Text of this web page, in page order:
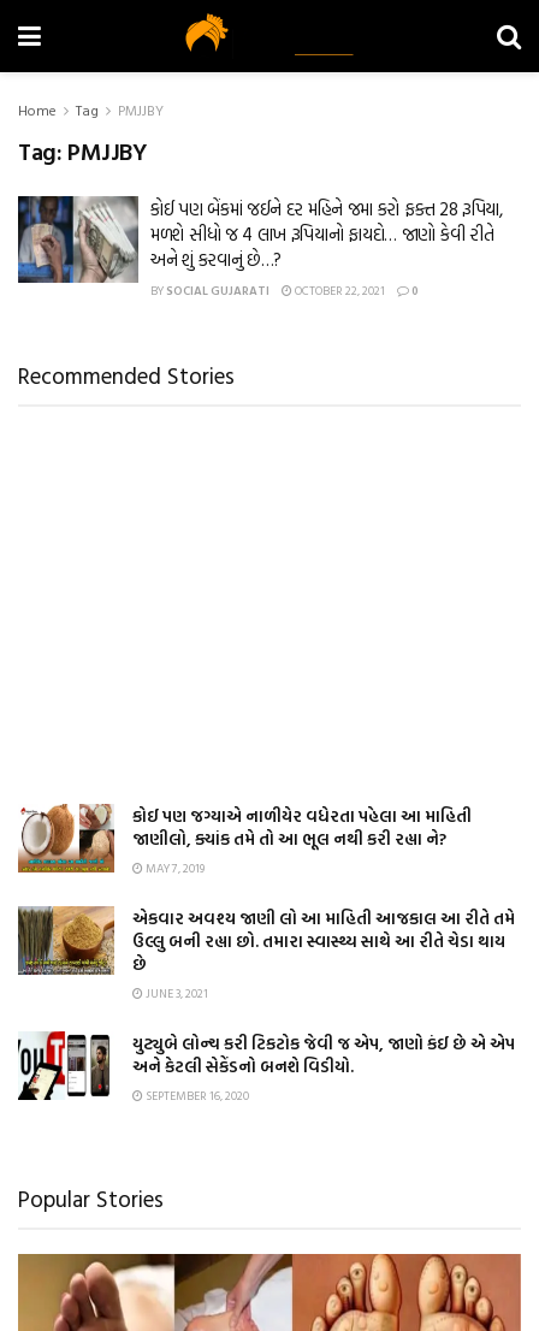
Home Tag PMJJBY
Tag: PMJJBY
કોઈ પણ બેંકમાં જઈને દર મહિને જમા કરો ફક્ત 28 રૂપિયા,
મળશે સીધો જ 4 લાખ રૂપિયાનો ફાયદો… જાણો કેવી રીતે
અને શું કરવાનું છે…?
BY SOCIAL GUJARATI OCTOBER 22, 2021 0
Recommended Stories
કોઈ પણ જગ્યાએ નાળીયેર વધેરતા પહેલા આ માહિતી
જાણીલો, ક્યાંક તમે તો આ ભૂલ નથી કરી રહ્યા ને?
MAY 7, 2019
એકવાર અવશ્ય જાણી લો આ માહિતી આજકાલ આ રીતે તમે
ઉલ્લુ બની રહ્યા છો. તમારા સ્વાસ્થ્ય સાથે આ રીતે ચેડા થાય
છે
JUNE 3, 2021
યુટ્યુબે લોન્ચ કરી ટિકટોક જેવી જ એપ, જાણો કંઈ છે એ એપ
અને કેટલી સેકેંડનો બનશે વિડીયો.
SEPTEMBER 16, 2020
Popular Stories